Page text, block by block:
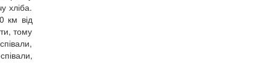
хліба.
км від
тому